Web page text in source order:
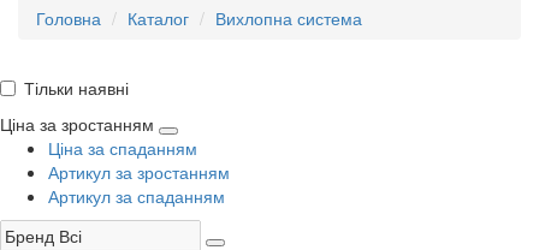
Головна Каталог Вихлопна система
Тільки наявні
Ціна за зростанням
Ціна за спаданням
Артикул за зростанням
Артикул за спаданням